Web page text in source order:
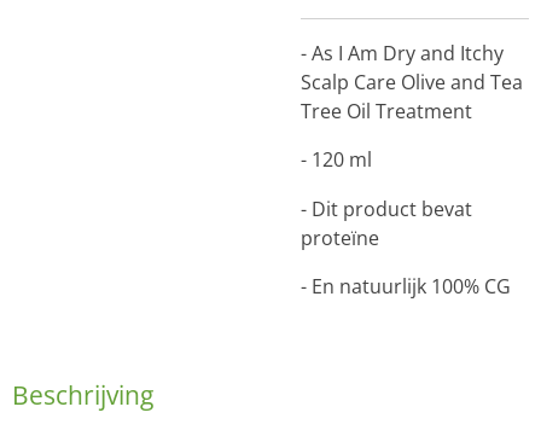
- As I Am Dry and Itchy
Scalp Care Olive and Tea
Tree Oil Treatment
- 120 ml
- Dit product bevat
proteïne
- En natuurlijk 100% CG
Beschrijving